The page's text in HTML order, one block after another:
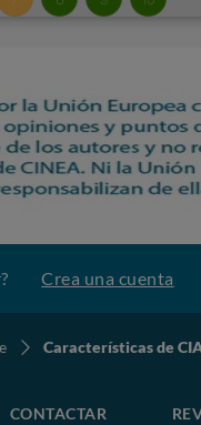
Crea una cuenta
Características de
CONTACTAR